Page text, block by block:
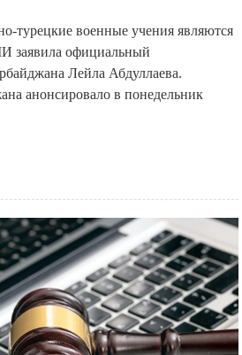
турецкие военные учения являются
заявила официальный
Лейла Абдуллаева.
анонсировало в понедельник